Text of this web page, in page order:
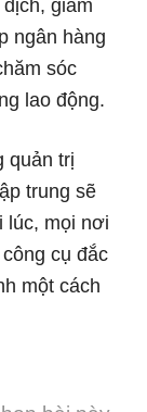
giảm
ngân hàng
sóc
lao động.
quản trị
trung sẽ
lúc, mọi nơi
cụ đắc
một cách